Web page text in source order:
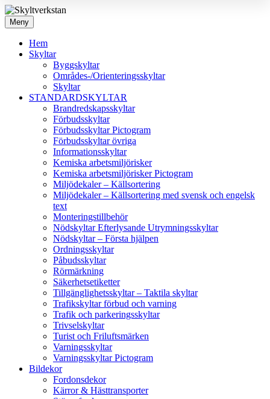
Meny
Hem
Skyltar
Byggskyltar
Områdes-/Orienteringsskyltar
Skyltar
STANDARDSKYLTAR
Brandredskapsskyltar
Förbudsskyltar
Förbudsskyltar Pictogram
Förbudsskyltar övriga
Informationsskyltar
Kemiska arbetsmiljörisker
Kemiska arbetsmiljörisker Pictogram
Miljödekaler – Källsortering
Miljödekaler – Källsortering med svensk och engelsk
text
Monteringstillbehör
Nödskyltar Efterlysande Utrymningsskyltar
Nödskyltar – Första hjälpen
Ordningsskyltar
Påbudsskyltar
Rörmärkning
Säkerhetsetiketter
Tillgänglighetsskyltar – Taktila skyltar
Trafikskyltar förbud och varning
Trafik och parkeringsskyltar
Trivselskyltar
Turist och Friluftsmärken
Varningsskyltar
Varningsskyltar Pictogram
Bildekor
Fordonsdekor
Kärror & Hästtransporter